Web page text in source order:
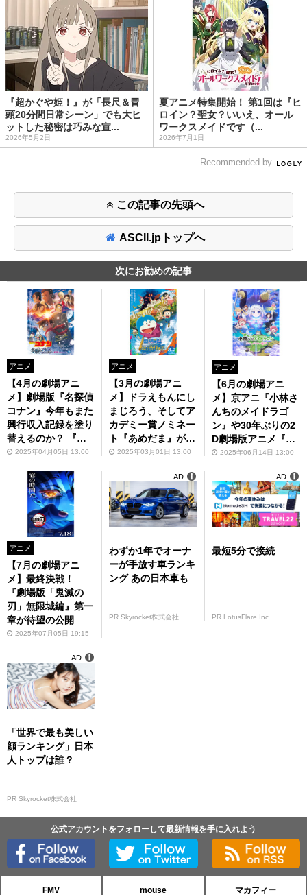
『超かぐや姫！』が「長尺＆冒
頭20分間日常シーン」でも大ヒ
ットした秘密は巧みな宣...
2026年5月2日
夏アニメ特集開始！ 第1回は『ヒ
ロイン？聖女？いいえ、オール
ワークスメイドです（...
2026年7月1日
Recommended by
この記事の先頭へ
ASCII.jpトップへ
次にお勧めの記事
アニメ
【4月の劇場アニ
メ】劇場版『名探偵
コナン』今年もまた
興行収入記録を塗り
替えるのか？ 『僕
とロボコ』にも注目
2025年04月05日 13:00
アニメ
【3月の劇場アニ
メ】ドラえもんにし
まじろう、そしてア
カデミー賞ノミネー
ト『あめだま』が緊
急公開！
2025年03月01日 13:00
アニメ
【6月の劇場アニ
メ】京アニ『小林さ
んちのメイドラゴ
ン』や30年ぶりの2
D劇場版アニメ『LU
PIN THE IIIRD』
2025年06月14日 13:00
アニメ
【7月の劇場アニ
メ】最終決戦！
『劇場版「鬼滅の
刃」無限城編』第一
章が待望の公開
2025年07月05日 19:15
わずか1年でオーナ
ーが手放す車ランキ
ング あの日本車も
PR Skyrocket株式会社
AD
最短5分で接続
PR LotusFlare Inc
AD
「世界で最も美しい
顔ランキング」日本
人トップは誰？
PR Skyrocket株式会社
AD
公式アカウントをフォローして最新情報を手に入れよう
FMV mouse マカフィー